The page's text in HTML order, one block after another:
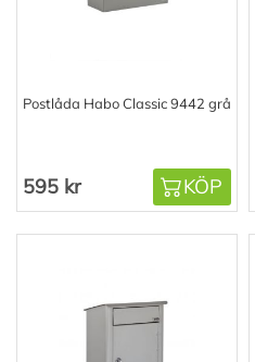
Postlåda Habo Classic 9442 grå
595 kr KÖP